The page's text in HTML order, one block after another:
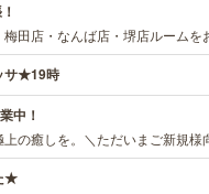
サ★19時
中！
★